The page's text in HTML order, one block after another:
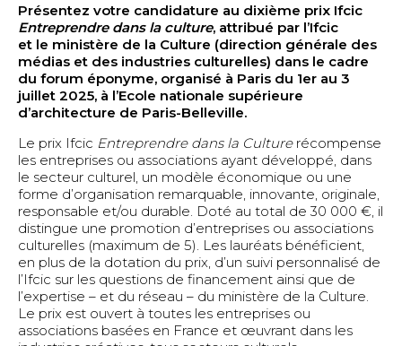
Entreprises Culturelles
Cinéma et audiovisuel
Création numérique
Design
Galeries d’art, arts plastiques et numériques,
photographie
Jeu vidéo
Livre
Métiers d’art
Mode
Musique
Patrimoine, musées et architecture
Presse et médias
Spectacle vivant
Présentez votre candidature au dixième prix Ifcic
Entreprendre dans la culture, attribué par l’Ifcic
et le ministère de la Culture (direction générale des
médias et des industries culturelles) dans le cadre
du forum éponyme, organisé à Paris du 1er au 3
juillet 2025, à l’Ecole nationale supérieure
d’architecture de Paris-Belleville.
Le prix Ifcic Entreprendre dans la Culturerécompense
les entreprises ou associations ayant développé, dans
le secteur culturel, un modèle économique ou une
forme d’organisation remarquable, innovante, originale,
responsable et/ou durable. Doté au total de 30 000 €, il
distingue une promotion d’entreprises ou associations
culturelles (maximum de 5). Les lauréats bénéficient,
en plus de la dotation du prix, d’un suivi personnalisé de
l’Ifcic sur les questions de financement ainsi que de
l’expertise – et du réseau – du ministère de la Culture.
Le prix est ouvert à toutes les entreprises ou
associations basées en France et œuvrant dans les